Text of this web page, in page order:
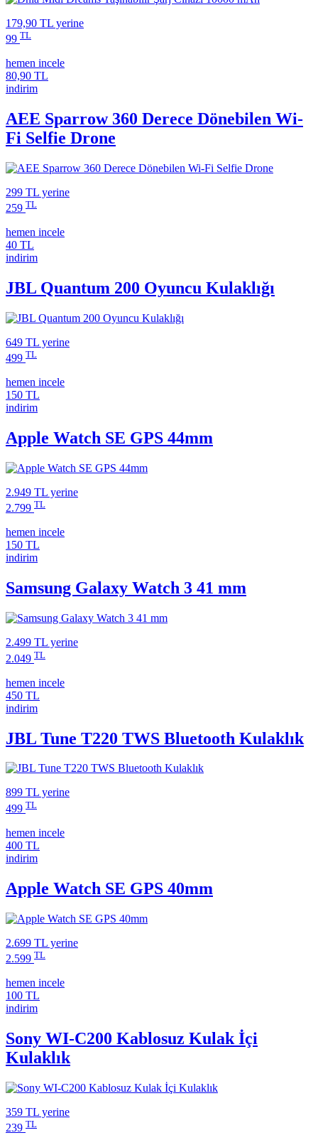
179,90 TL yerine
99 TL
hemen incele
80,90 TL
indirim
AEE Sparrow 360 Derece Dönebilen Wi-
Fi Selfie Drone
299 TL yerine
259 TL
hemen incele
40 TL
indirim
JBL Quantum 200 Oyuncu Kulaklığı
649 TL yerine
499 TL
hemen incele
150 TL
indirim
Apple Watch SE GPS 44mm
2.949 TL yerine
2.799 TL
hemen incele
150 TL
indirim
Samsung Galaxy Watch 3 41 mm
2.499 TL yerine
2.049 TL
hemen incele
450 TL
indirim
JBL Tune T220 TWS Bluetooth Kulaklık
899 TL yerine
499 TL
hemen incele
400 TL
indirim
Apple Watch SE GPS 40mm
2.699 TL yerine
2.599 TL
hemen incele
100 TL
indirim
Sony WI-C200 Kablosuz Kulak İçi
Kulaklık
359 TL yerine
239 TL